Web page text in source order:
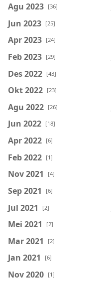
Agu 2023 [36]
Jun 2023 [25]
Apr 2023 [24]
Feb 2023 [29]
Des 2022 [43]
Okt 2022 [23]
Agu 2022 [26]
Jun 2022 [18]
Apr 2022 [6]
Feb 2022 [1]
Nov 2021 [4]
Sep 2021 [6]
Jul 2021 [2]
Mei 2021 [2]
Mar 2021 [2]
Jan 2021 [6]
Nov 2020 [1]